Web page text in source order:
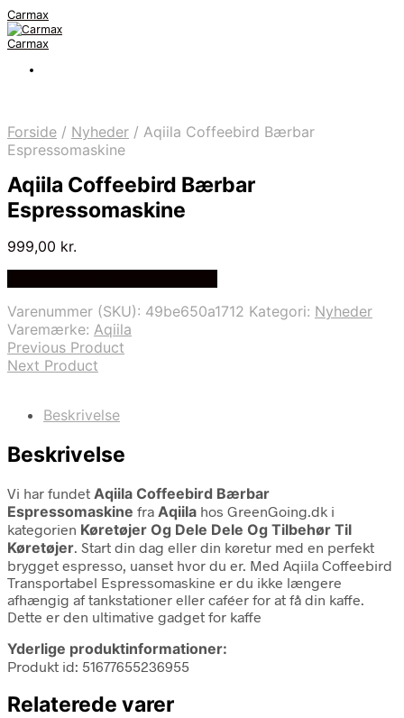
Carmax
Carmax
Forside / Nyheder / Aqiila Coffeebird Bærbar
Espressomaskine
Aqiila Coffeebird Bærbar
Espressomaskine
999,00 kr.
Varenummer (SKU): 49be650a1712 Kategori: Nyheder
Varemærke: Aqiila
Previous Product
Next Product
Beskrivelse
Beskrivelse
Vi har fundet Aqiila Coffeebird Bærbar
Espressomaskine fra Aqiila hos GreenGoing.dk i
kategorien Køretøjer Og Dele Dele Og Tilbehør Til
Køretøjer. Start din dag eller din køretur med en perfekt
brygget espresso, uanset hvor du er. Med Aqiila Coffeebird
Transportabel Espressomaskine er du ikke længere
afhængig af tankstationer eller caféer for at få din kaffe.
Dette er den ultimative gadget for kaffe
Yderlige produktinformationer:
Produkt id: 51677655236955
Relaterede varer